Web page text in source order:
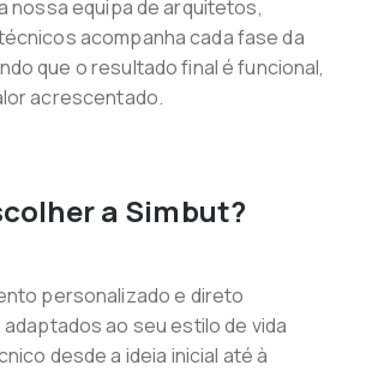
nossa equipa de arquitetos,
acompanha cada fase da
que o resultado final é funcional,
acrescentado.
a Simbut?
personalizado e direto
ao seu estilo de vida
desde a ideia inicial até à